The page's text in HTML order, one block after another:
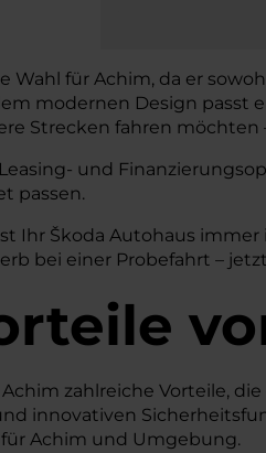
Wahl für Achim, da er
modernen Design passt
Strecken fahren
und
passen.
Ihr Škoda Autohaus
bei einer Probefahrt –
zahlreiche Vorteile,
innovativen
Achim und Umgebung.